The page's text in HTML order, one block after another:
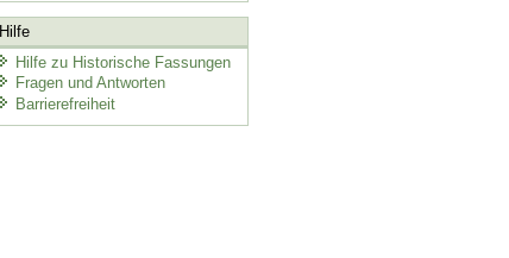
Hilfe
Hilfe zu Historische Fassungen
Fragen und Antworten
Barrierefreiheit